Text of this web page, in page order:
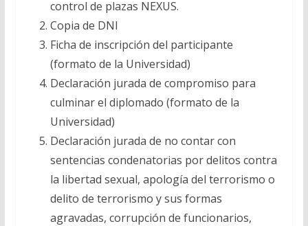
control de plazas NEXUS.
Copia de DNI
Ficha de inscripción del participante
(formato de la Universidad)
Declaración jurada de compromiso para
culminar el diplomado (formato de la
Universidad)
Declaración jurada de no contar con
sentencias condenatorias por delitos contra
la libertad sexual, apología del terrorismo o
delito de terrorismo y sus formas
agravadas, corrupción de funcionarios,